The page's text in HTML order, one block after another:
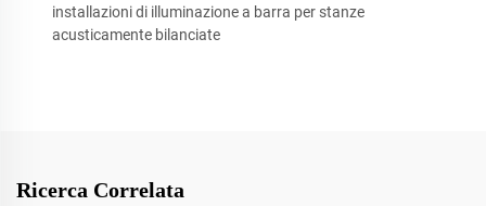
installazioni di illuminazione a barra per stanze
acusticamente bilanciate
Ricerca Correlata